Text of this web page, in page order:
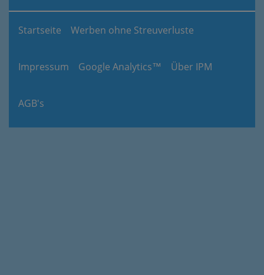
Startseite Werben ohne Streuverluste
Impressum Google Analytics™ Über IPM
AGB's